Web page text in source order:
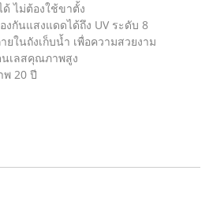
ไม่ต้องใช้ขาตั้ง
งกันแสงแดดได้ถึง UV ระดับ 8
ในถังเก็บน้ำ เพื่อความสวยงาม
นเลสคุณภาพสูง
20 ปี